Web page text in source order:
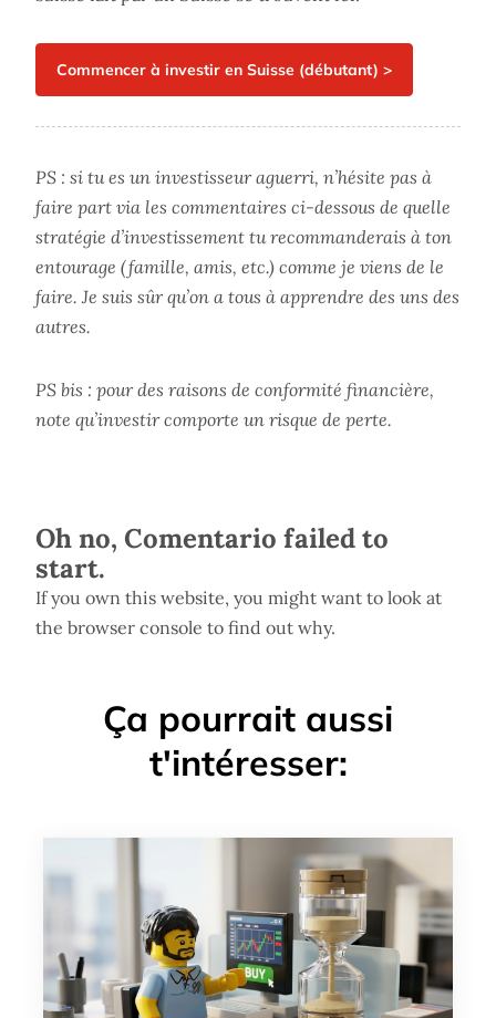
PS : si tu es un investisseur aguerri, n’hésite pas à
faire part via les commentaires ci-dessous de quelle
stratégie d’investissement tu recommanderais à ton
entourage (famille, amis, etc.) comme je viens de le
faire. Je suis sûr qu’on a tous à apprendre des uns des
autres.
PS bis : pour des raisons de conformité financière,
note qu’investir comporte un risque de perte.
Oh no, Comentario failed to
start.
If you own this website, you might want to look at
the browser console to find out why.
Ça pourrait aussi
t'intéresser: